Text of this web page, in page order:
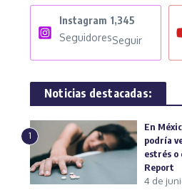
Instagram 1,345
SeguidoresSeguir
Noticias destacadas:
1
En
podría
estrés o
Report
4 de